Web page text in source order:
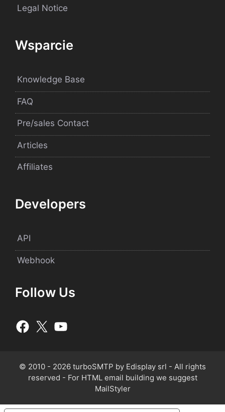
Legal Notice
Wsparcie
Knowledge Base
FAQ
Pre/sales Contact
Articles
Affiliates
Developers
API
Webhook
Follow Us
© 2010 - 2026 turboSMTP by Edisplay srl - All rights
reserved - For HTML email building we suggest
MailStyler